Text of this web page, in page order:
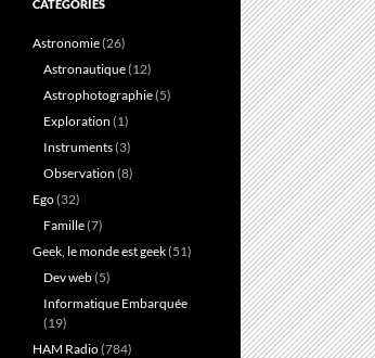
CATÉGORIES
Astronomie(26)
Astronautique(12)
Astrophotographie(5)
Exploration (1)
Instruments(3)
Observation (8)
Ego(32)
Famille(7)
Geek, le monde est geek(51)
Dev web(5)
Informatique Embarquée
(19)
HAM Radio(784)